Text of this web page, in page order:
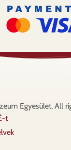
Egyesület, All
t